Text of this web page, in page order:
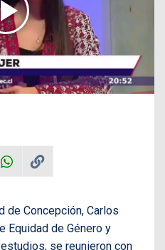
de Concepción, Carlos
Equidad de Género y
se reunieron con